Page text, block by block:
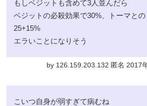
もしベジットも含めて3人並んだら
ベジットの必殺効果で30%、トーマと
25+15%
エラいことになりそう
by 126.159.203.132 匿名 2017
こいつ自身が弱すぎて病むね